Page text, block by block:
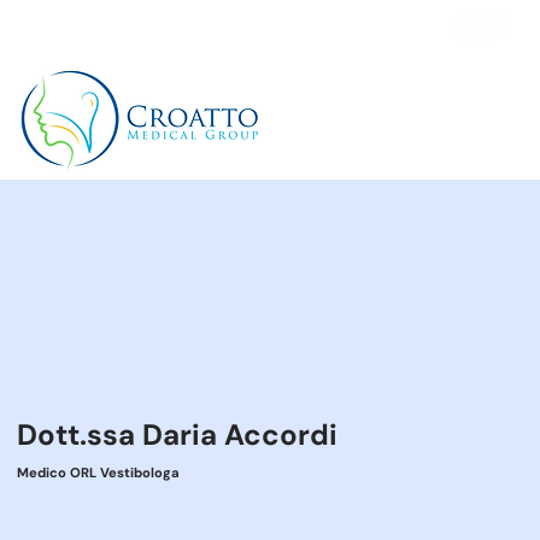
Dott.ssa Daria Accordi
Medico ORL Vestibologa